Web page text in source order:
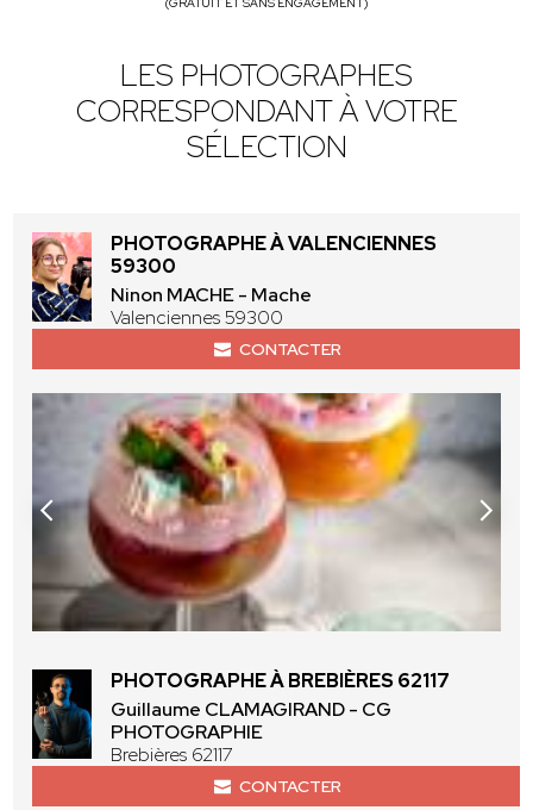
(GRATUIT ET SANS ENGAGEMENT)
LES PHOTOGRAPHES
CORRESPONDANT À VOTRE
SÉLECTION
PHOTOGRAPHE À VALENCIENNES
59300
Ninon MACHE - Mache
Valenciennes 59300
CONTACTER
PHOTOGRAPHE À BREBIÈRES 62117
Guillaume CLAMAGIRAND - CG
PHOTOGRAPHIE
Brebières 62117
CONTACTER